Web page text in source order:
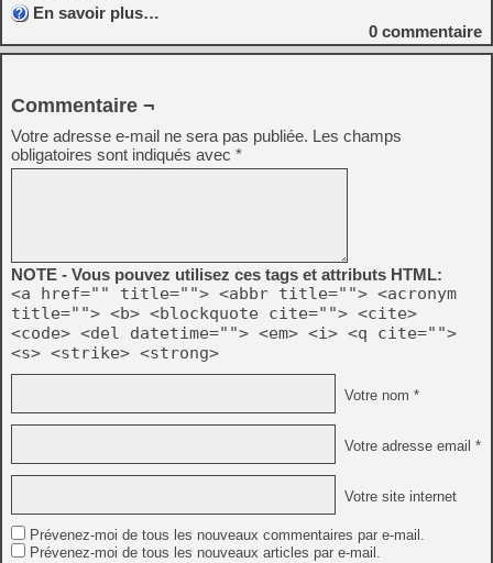
En savoir plus…
0 commentaire
Commentaire ¬
Votre adresse e-mail ne sera pas publiée. Les champs
obligatoires sont indiqués avec *
NOTE - Vous pouvez utilisez ces tags et attributs HTML:
<a href="" title=""> <abbr title=""> <acronym
title=""> <b> <blockquote cite=""> <cite>
<code> <del datetime=""> <em> <i> <q cite="">
<s> <strike> <strong>
Votre nom *
Votre adresse email *
Votre site internet
Prévenez-moi de tous les nouveaux commentaires par e-mail.
Prévenez-moi de tous les nouveaux articles par e-mail.